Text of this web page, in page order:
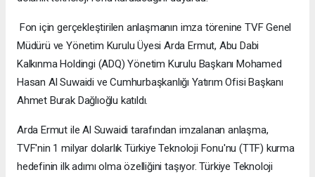
Fon için gerçekleştirilen anlaşmanın imza törenine TVF Genel
Müdürü ve Yönetim Kurulu Üyesi Arda Ermut, Abu Dabi
Kalkınma Holdingi (ADQ) Yönetim Kurulu Başkanı Mohamed
Hasan Al Suwaidi ve Cumhurbaşkanlığı Yatırım Ofisi Başkanı
Ahmet Burak Dağlıoğlu katıldı.
Arda Ermut ile Al Suwaidi tarafından imzalanan anlaşma,
TVF'nin 1 milyar dolarlık Türkiye Teknoloji Fonu'nu (TTF) kurma
hedefinin ilk adımı olma özelliğini taşıyor. Türkiye Teknoloji